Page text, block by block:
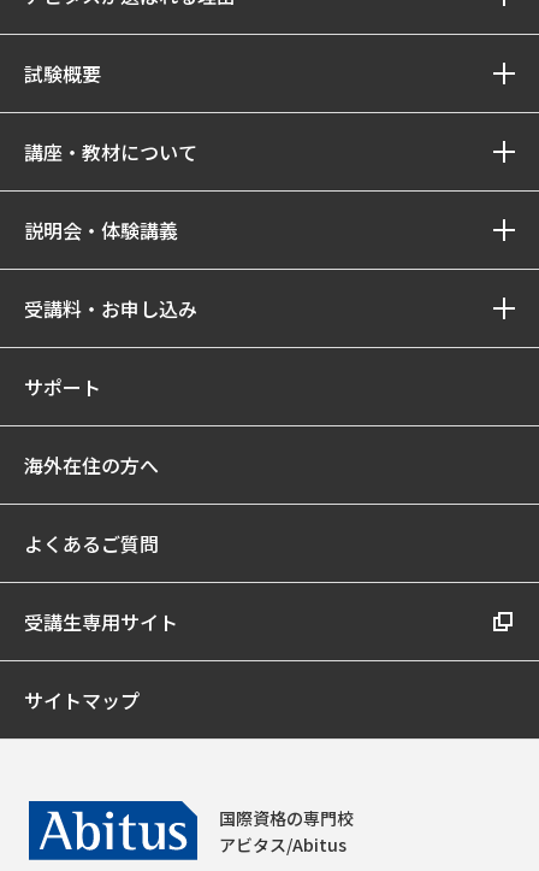
試験概要
講座・教材について
説明会・体験講義
受講料・お申し込み
サポート
海外在住の方へ
よくあるご質問
受講生専用サイト
サイトマップ
国際資格の専門校
アビタス/Abitus